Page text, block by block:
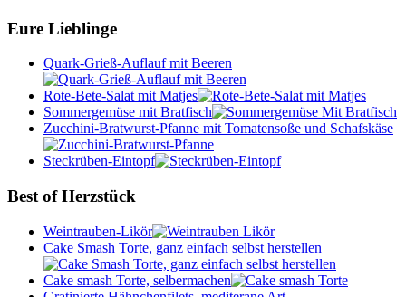
Eure Lieblinge
Quark-Grieß-Auflauf mit Beeren
Rote-Bete-Salat mit Matjes
Sommergemüse mit Bratfisch
Zucchini-Bratwurst-Pfanne mit Tomatensoße und Schafskäse
Steckrüben-Eintopf
Best of Herzstück
Weintrauben-Likör
Cake Smash Torte, ganz einfach selbst herstellen
Cake smash Torte, selbermachen